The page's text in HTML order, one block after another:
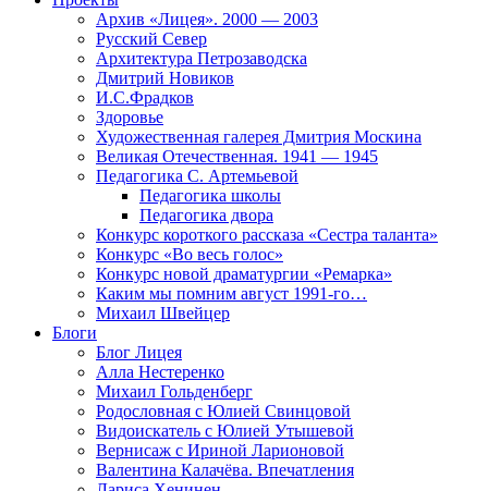
Архив «Лицея». 2000 — 2003
Русский Север
Архитектура Петрозаводска
Дмитрий Новиков
И.С.Фрадков
Здоровье
Художественная галерея Дмитрия Москина
Великая Отечественная. 1941 — 1945
Педагогика С. Артемьевой
Педагогика школы
Педагогика двора
Конкурс короткого рассказа «Сестра таланта»
Конкурс «Во весь голос»
Конкурс новой драматургии «Ремарка»
Каким мы помним август 1991-го…
Михаил Швейцер
Блоги
Блог Лицея
Алла Нестеренко
Михаил Гольденберг
Родословная с Юлией Свинцовой
Видоискатель с Юлией Утышевой
Вернисаж с Ириной Ларионовой
Валентина Калачёва. Впечатления